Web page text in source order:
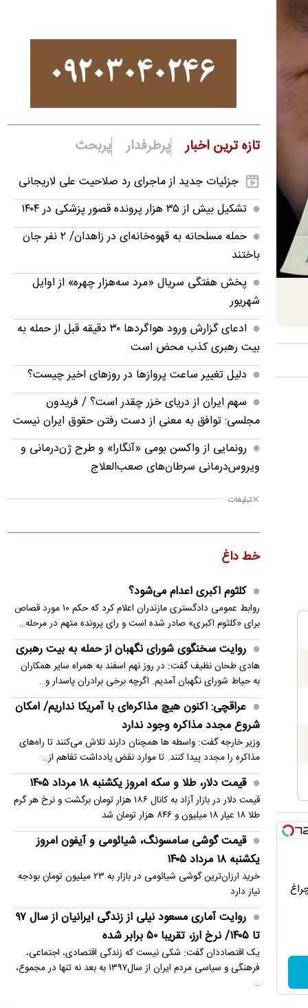
تازه ترین اخبار پرطرفدار پربحث
جزئیات جدید از ماجرای رد صلاحیت علی لاریجانی
تشکیل بیش از ۳۵ هزار پرونده‌ قصور پزشکی در ۱۴۰۴
حمله مسلحانه به قهوه‌خانه‌ای در زاهدان/ ۲ نفر جان
باختند
پخش هفتگی سریال «مرد سه‌هزار چهره» از اوایل
شهریور
ادعای گزارش ورود هواگردها ٣٠ دقیقه قبل از حمله به
بیت رهبری کذب محض است
دلیل تغییر ساعت پروازها در روزهای اخیر چیست؟
سهم ایران از دریای خزر چقدر است؟ / فریدون
مجلسی: توافق به معنی از دست رفتن حقوق ایران نیست
رونمایی از واکسن بومی «آنگارا» و طرح ژن‌درمانی و
ویروس‌درمانی سرطان‌های صعب‌العلاج
دستگیری متهم متواری مخل نظام ارزی کشور در
محمدرضا لاریجانی: پدرم در قبال حوادث روز با
کمترین هزینه، تصمیم مناسب می‌گرفت
تصویر واقعی از اینترنت ایران در گزارش جدید کلادفلر
توضیحات سخنگوی وزارت کشور درباره پلمب برخی
کافه‌ها به دلیل بی‌حجابی
هشدار وزیر ارتباطات به اپراتورهای گران فروش
گزینه رئال مادرید برای جایگزینی رودری
تبلیغات
خط داغ
کلثوم اکبری اعدام می‌شود؟
روابط عمومی دادگستری مازندران اعلام کرد که حکم ۱۰ مورد قصاص
برای «کلثوم اکبری» صادر شده است و رای پرونده متهم در مرحله…
روایت سخنگوی شورای نگهبان از حمله به بیت رهبری
هادی طحان نظیف گفت: در روز نهم اسفند به همراه سایر همکاران
به حیاط شورای نگهبان آمدیم. اگرچه برخی برادران پاسدار و…
عراقچی: اکنون هیچ مذاکره‌ای با آمریکا نداریم/ امکان
شروع مجدد مذاکره وجود ندارد
وزیر خارجه گفت: واسطه ها همچنان دارند تلاش می‌کنند تا راه‌های
مذاکره را مجدد پیدا کنند. تا موارد نقض یادداشت تفاهم از…
قیمت دلار، طلا و سکه امروز یکشنبه ۱۸ مرداد ۱۴۰۵
قیمت دلار در بازار آزاد به کانال ۱۸۶ هزار تومان برگشت و نرخ هر گرم
طلا ۱۸ عیار ۱۸ میلیون و ۸۴۶ هزار تومان شد
قیمت گوشی سامسونگ، شیائومی و آیفون امروز
یکشنبه ۱۸ مرداد ۱۴۰۵
خرید ارزان‌ترین گوشی شیائومی در بازار به ۲۳ میلیون تومان بودجه
نیاز دارد
روایت آماری مسعود نیلی از زندگی ایرانیان از سال ۹۷
تا ۱۴۰۵/ نرخ ارز، تقریبا ۵۰ برابر شده
یک اقتصاددان گفت: شکی نیست که زندگی اقتصادی، اجتماعی،
فرهنگی و سیاسی مردم ایران از سال۱۳۹۷ به بعد نه تنها در مجموع،
…